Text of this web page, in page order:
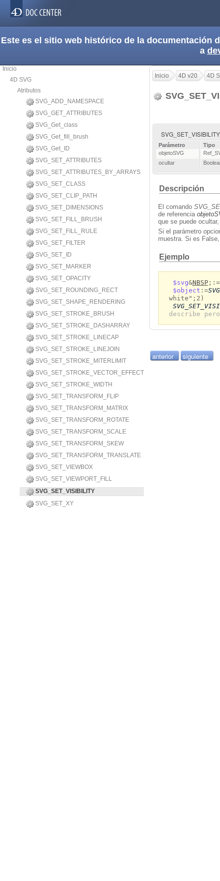
Este es el sitio web histórico de la documentación
a
Inicio
4D SVG
Atributos
SVG_ADD_NAMESPACE
SVG_GET_ATTRIBUTES
SVG_Get_class
SVG_Get_fill_brush
SVG_Get_ID
SVG_SET_ATTRIBUTES
SVG_SET_ATTRIBUTES_BY_ARRAYS
SVG_SET_CLASS
SVG_SET_CLIP_PATH
SVG_SET_DIMENSIONS
SVG_SET_FILL_BRUSH
SVG_SET_FILL_RULE
SVG_SET_FILTER
SVG_SET_ID
SVG_SET_MARKER
SVG_SET_OPACITY
SVG_SET_ROUNDING_RECT
SVG_SET_SHAPE_RENDERING
SVG_SET_STROKE_BRUSH
SVG_SET_STROKE_DASHARRAY
SVG_SET_STROKE_LINECAP
SVG_SET_STROKE_LINEJOIN
SVG_SET_STROKE_MITERLIMIT
SVG_SET_STROKE_VECTOR_EFFECT
SVG_SET_STROKE_WIDTH
SVG_SET_TRANSFORM_FLIP
SVG_SET_TRANSFORM_MATRIX
SVG_SET_TRANSFORM_ROTATE
SVG_SET_TRANSFORM_SCALE
SVG_SET_TRANSFORM_SKEW
SVG_SET_TRANSFORM_TRANSLATE
SVG_SET_VIEWBOX
SVG_SET_VIEWPORT_FILL
SVG_SET_VISIBILITY
SVG_SET_XY
Inicio 4D v20 4D
Parámetro
Tipo
objetoSVG
ocultar
Descripción
El comando
de referencia
que se puede
Si el parámetro
muestra. Si es
Ejemplo
$svg&NBSP;:=
$object :=
white";2)
describe
anterior siguiente